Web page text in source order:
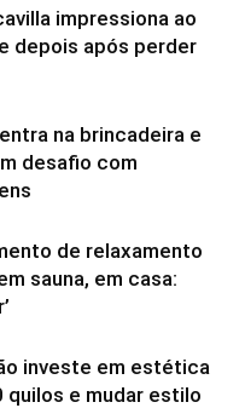
impressiona ao
depois após perder
na brincadeira e
desafio com
de relaxamento
sauna, em casa:
investe em estética
quilos e mudar estilo